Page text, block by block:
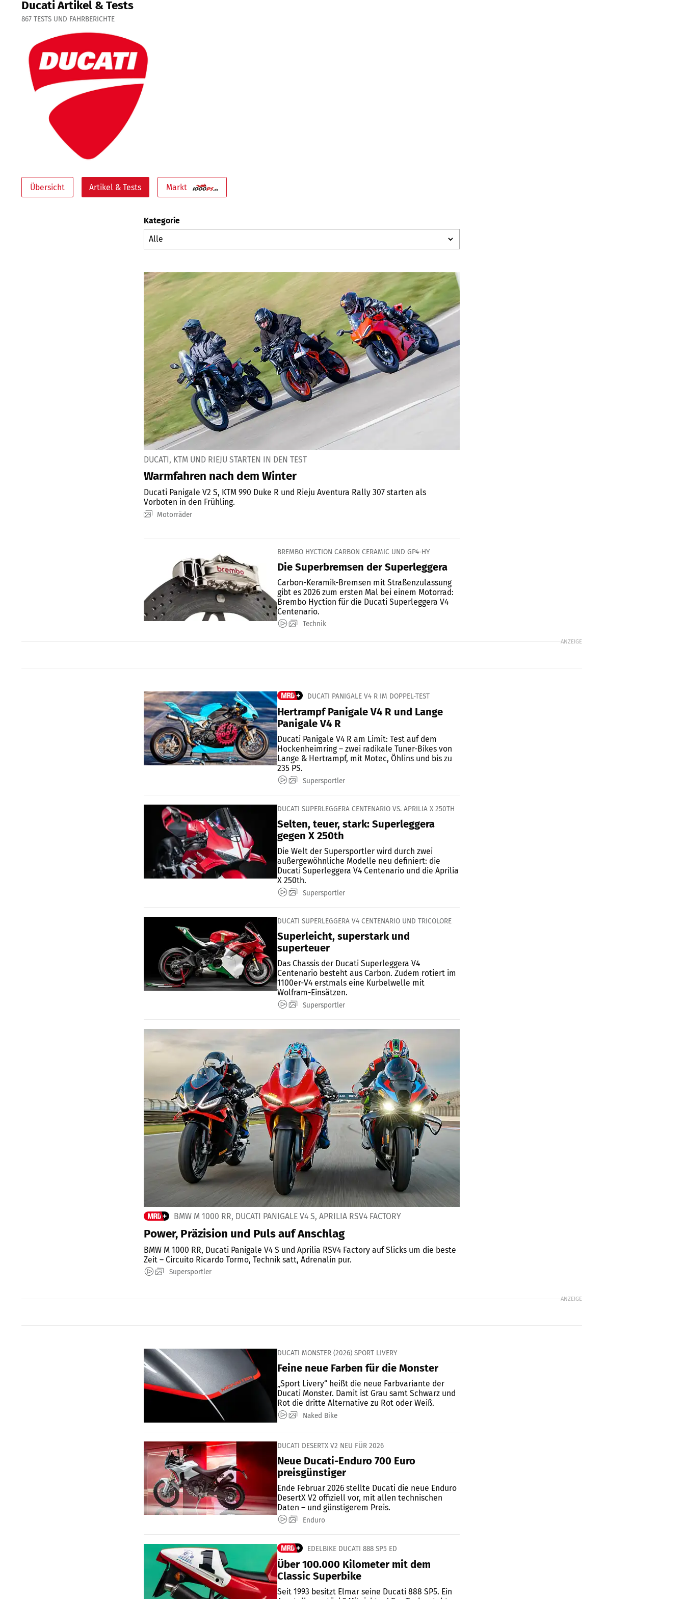
Ducati Artikel & Tests
867 TESTS UND FAHRBERICHTE
Übersicht Artikel & Tests Markt
Kategorie
DUCATI, KTM UND RIEJU STARTEN IN DEN TEST
Warmfahren nach dem Winter
Ducati Panigale V2 S, KTM 990 Duke R und Rieju Aventura Rally 307 starten als
Vorboten in den Frühling.
Motorräder
BREMBO HYCTION CARBON CERAMIC UND GP4-HY
Die Superbremsen der Superleggera
Carbon-Keramik-Bremsen mit Straßenzulassung
gibt es 2026 zum ersten Mal bei einem Motorrad:
Brembo Hyction für die Ducati Superleggera V4
Centenario.
Technik
ANZEIGE
DUCATI PANIGALE V4 R IM DOPPEL-TEST
Hertrampf Panigale V4 R und Lange
Panigale V4 R
Ducati Panigale V4 R am Limit: Test auf dem
Hockenheimring – zwei radikale Tuner-Bikes von
Lange & Hertrampf, mit Motec, Öhlins und bis zu
235 PS.
Supersportler
DUCATI SUPERLEGGERA CENTENARIO VS. APRILIA X 250TH
Selten, teuer, stark: Superleggera
gegen X 250th
Die Welt der Supersportler wird durch zwei
außergewöhnliche Modelle neu definiert: die
Ducati Superleggera V4 Centenario und die Aprilia
X 250th.
Supersportler
DUCATI SUPERLEGGERA V4 CENTENARIO UND TRICOLORE
Superleicht, superstark und
superteuer
Das Chassis der Ducati Superleggera V4
Centenario besteht aus Carbon. Zudem rotiert im
1100er-V4 erstmals eine Kurbelwelle mit
Wolfram-Einsätzen.
Supersportler
BMW M 1000 RR, DUCATI PANIGALE V4 S, APRILIA RSV4 FACTORY
Power, Präzision und Puls auf Anschlag
BMW M 1000 RR, Ducati Panigale V4 S und Aprilia RSV4 Factory auf Slicks um die beste
Zeit – Circuito Ricardo Tormo, Technik satt, Adrenalin pur.
Supersportler
ANZEIGE
DUCATI MONSTER (2026) SPORT LIVERY
Feine neue Farben für die Monster
„Sport Livery“ heißt die neue Farbvariante der
Ducati Monster. Damit ist Grau samt Schwarz und
Rot die dritte Alternative zu Rot oder Weiß.
Naked Bike
DUCATI DESERTX V2 NEU FÜR 2026
Neue Ducati-Enduro 700 Euro
preisgünstiger
Ende Februar 2026 stellte Ducati die neue Enduro
DesertX V2 offiziell vor, mit allen technischen
Daten – und günstigerem Preis.
Enduro
EDELBIKE DUCATI 888 SP5 ED
Über 100.000 Kilometer mit dem
Classic Superbike
Seit 1993 besitzt Elmar seine Ducati 888 SP5. Ein